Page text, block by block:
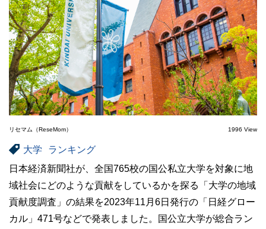
リセマム（ReseMom） 1996 View
大学
ランキング
日本経済新聞社が、全国765校の国公私立大学を対象に地
域社会にどのような貢献をしているかを探る「大学の地域
貢献度調査」の結果を2023年11月6日発行の「日経グロー
カル」471号などで発表しました。国公立大学が総合ラン